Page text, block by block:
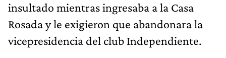
insultado mientras ingresaba a la Casa
Rosada y le exigieron que abandonara la
vicepresidencia del club Independiente.